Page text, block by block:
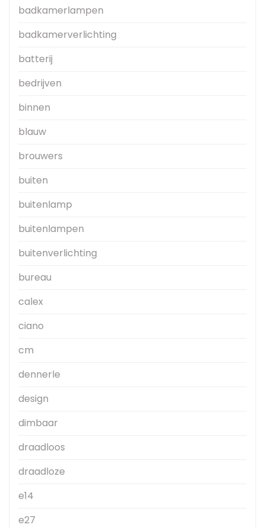
badkamerlampen
badkamerverlichting
batterij
bedrijven
binnen
blauw
brouwers
buiten
buitenlamp
buitenlampen
buitenverlichting
bureau
calex
ciano
cm
dennerle
design
dimbaar
draadloos
draadloze
e14
e27